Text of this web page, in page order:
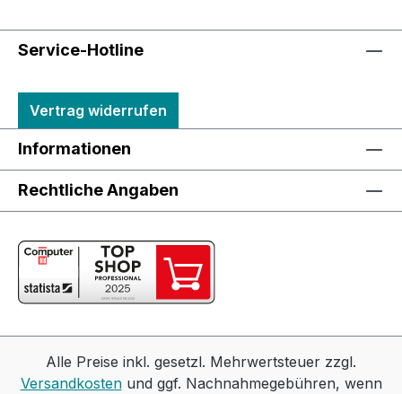
Service-Hotline
Vertrag widerrufen
Informationen
Rechtliche Angaben
Alle Preise inkl. gesetzl. Mehrwertsteuer zzgl.
Versandkostenund ggf. Nachnahmegebühren, wenn